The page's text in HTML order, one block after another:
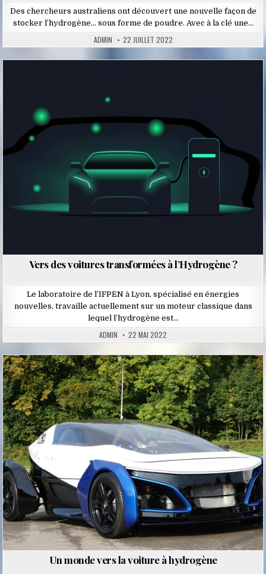
Des chercheurs australiens ont découvert une nouvelle façon de
stocker l’hydrogène… sous forme de poudre. Avec à la clé une…
ADMIN 22 JUILLET 2022
Vers des voitures transformées à l’Hydrogène ?
Le laboratoire de l’IFPEN à Lyon, spécialisé en énergies
nouvelles, travaille actuellement sur un moteur classique dans
lequel l’hydrogène est…
ADMIN 22 MAI 2022
Posted
in
Un monde vers la voiture à hydrogène